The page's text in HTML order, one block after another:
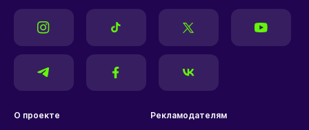
О проекте Рекламодателям